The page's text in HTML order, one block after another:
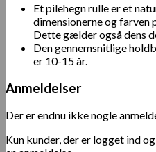
Et pilehegn rulle er et
dimensionerne og farven
Dette gælder også dens
Den gennemsnitlige
er 10-15 år.
Anmeldelser
Der er endnu ikke nogle
Kun kunder, der er logget ind